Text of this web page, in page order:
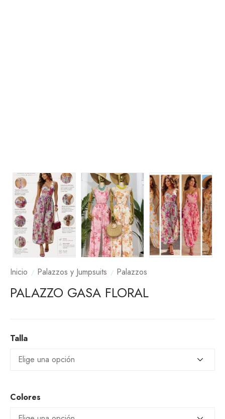
Inicio Palazzos y Jumpsuits Palazzos
PALAZZO GASA FLORAL
Talla
Colores